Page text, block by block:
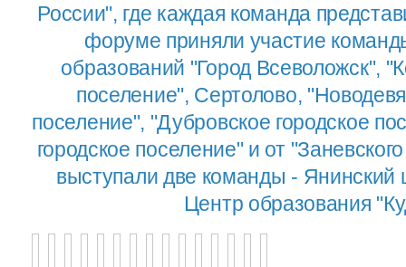
России", где каждая команда
форуме приняли участие
образований "Город Всеволожск",
поселение", Сертолово,
поселение", "Дубровское городское
городское поселение" и от
выступали две команды - Янинский
Центр образования